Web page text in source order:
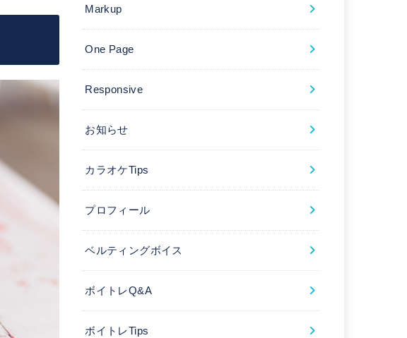
に
は
印
っ
Markup
One Page
Responsive
お知らせ
カラオケTips
プロフィール
ベルティングボイス
ボイトレQ&A
ボイトレTips